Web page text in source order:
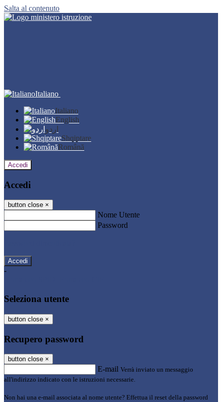
Salta al contenuto
Italiano
Italiano
English
اردو
Shqiptare
Română
Accedi
Accedi
button close ×
Nome Utente
Password
-
Seleziona utente
button close ×
Recupero password
button close ×
E-mail Verrà inviato un messaggio
all'indirizzo indicato con le istruzioni necessarie.
Non hai una e-mail associata al nome utente? Effettua il reset della password